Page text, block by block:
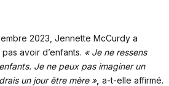
2023, Jennette McCurdy a
avoir d’enfants. « Je ne ressens
Je ne peux pas imaginer un
un jour être mère », a-t-elle affirmé.